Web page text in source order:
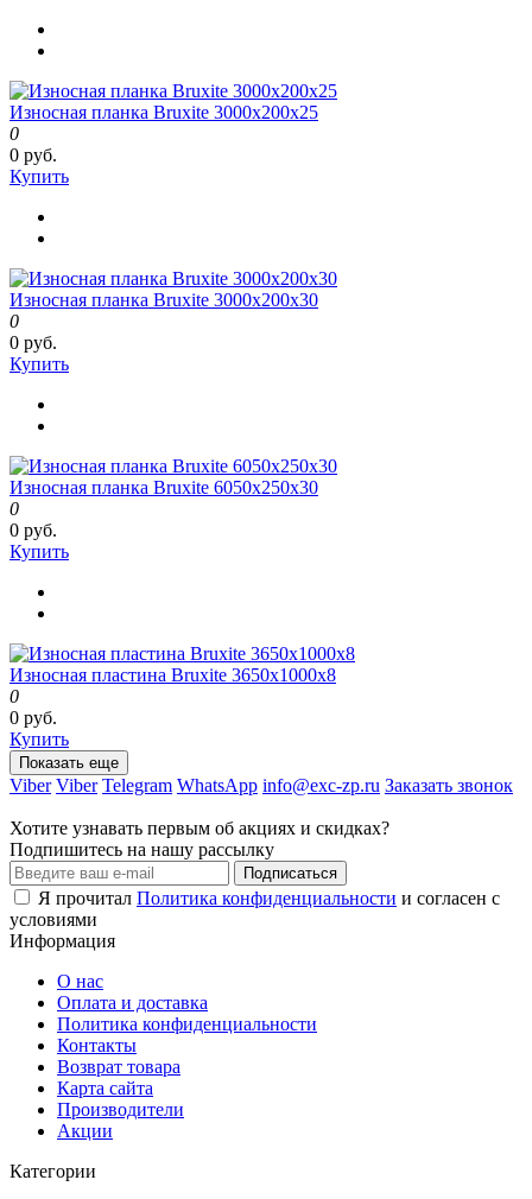
Износная планка Bruxite 3000x200x25
0
0 руб.
Купить
Износная планка Bruxite 3000x200x30
0
0 руб.
Купить
Износная планка Bruxite 6050x250x30
0
0 руб.
Купить
Износная пластина Bruxite 3650x1000x8
0
0 руб.
Купить
Показать еще
Viber Viber Telegram WhatsApp info@exc-zp.ru Заказать звонок
Хотите узнавать первым об акциях и скидках?
Подпишитесь на нашу рассылку
Подписаться
Я прочитал Политика конфиденциальности и согласен с
условиями
Информация
О нас
Оплата и доставка
Политика конфиденциальности
Контакты
Возврат товара
Карта сайта
Производители
Акции
Категории